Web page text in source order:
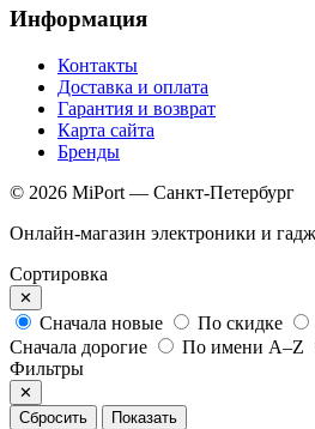
Информация
Контакты
Доставка и оплата
Гарантия и возврат
Карта сайта
Бренды
© 2026 MiPort — Санкт-Петербург
Онлайн-магазин электроники и
Сортировка
✕
Сначала новые По скидке
Сначала дорогие
По имени A–Z
Фильтры
✕
Сбросить
Показать